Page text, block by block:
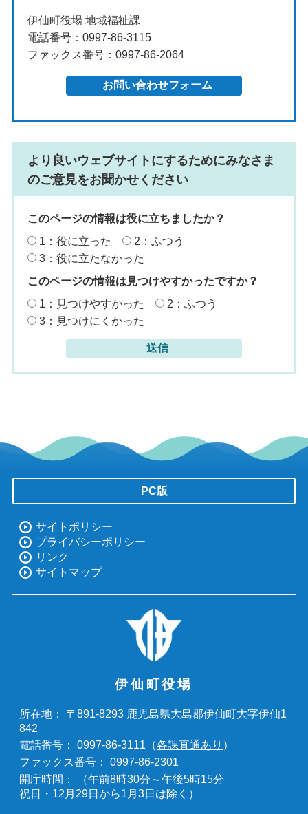
伊仙町役場 地域福祉課
電話番号：0997-86-3115
ファックス番号：0997-86-2064
より良いウェブサイトにするためにみなさま
のご意見をお聞かせください
このページの情報は役に立ちましたか？
1：役に立った
2：ふつう
3：役に立たなかった
このページの情報は見つけやすかったですか？
1：見つけやすかった
2：ふつう
3：見つけにくかった
PC版
サイトポリシー
プライバシーポリシー
リンク
サイトマップ
伊仙町役場
所在地：
〒891-8293 鹿児島県大島郡伊仙町大字伊仙1
842
電話番号：
0997-86-3111（各課直通あり ）
ファックス番号：
0997-86-2301
開庁時間：
（午前8時30分～午後5時15分
祝日・12月29日から1月3日は除く）